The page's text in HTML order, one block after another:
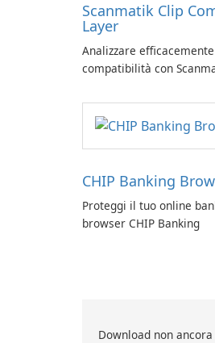
Scanmatik Clip
Layer
Analizzare
compatibilità con
CHIP Banking
Proteggi il tuo online
browser CHIP Banking
Download non